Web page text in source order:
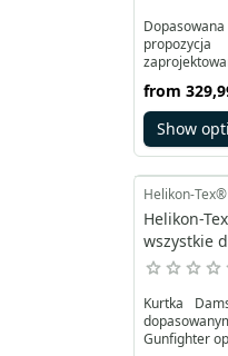
oraz
zapewniają
elastyczną
from
Show
Helikon-Tex®
Helikon-
wszystkie
Kurtka
Gunfighter